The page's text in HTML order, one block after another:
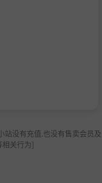
站没有充值.也没有售卖会员及
相关行为]